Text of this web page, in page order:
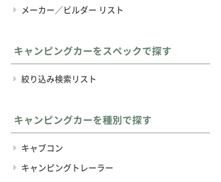
メーカー／ビルダー リスト
キャンピングカーをスペックで探す
絞り込み検索リスト
キャンピングカーを種別で探す
キャブコン
キャンピングトレーラー